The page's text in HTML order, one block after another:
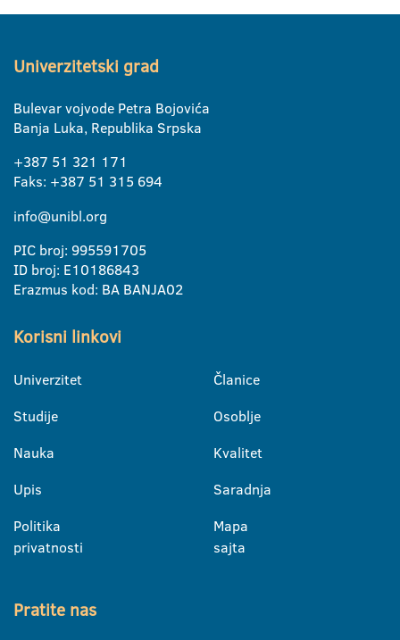
Univerzitetski grad
Bulevar vojvode Petra Bojovića
Banja Luka, Republika Srpska
+387 51 321 171
Faks: +387 51 315 694
info@unibl.org
PIC broj: 995591705
ID broj: E10186843
Erazmus kod: BA BANJA02
Korisni linkovi
Univerzitet
Studije
Nauka
Upis
Politika
privatnosti
Članice
Osoblje
Kvalitet
Saradnja
Mapa
sajta
Pratite nas